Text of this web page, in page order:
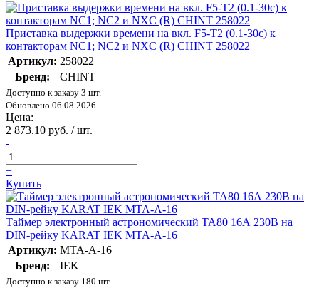
Приставка выдержки времени на вкл. F5-T2 (0.1-30с) к
контакторам NC1; NC2 и NXC (R) CHINT 258022
Артикул: 258022
Бренд:
CHINT
Доступно к заказу 3 шт.
Обновлено 06.08.2026
Цена:
2 873.10 руб. / шт.
-
+
Купить
Таймер электронный астрономический ТА80 16А 230В на
DIN-рейку KARAT IEK MTA-A-16
Артикул: MTA-A-16
Бренд:
IEK
Доступно к заказу 180 шт.